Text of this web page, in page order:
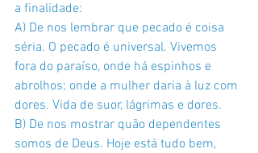
a finalidade:
A) De nos lembrar que pecado é coisa
séria. O pecado é universal. Vivemos
fora do paraíso, onde há espinhos e
abrolhos; onde a mulher daria à luz com
dores. Vida de suor, lágrimas e dores.
B) De nos mostrar quão dependentes
somos de Deus. Hoje está tudo bem,